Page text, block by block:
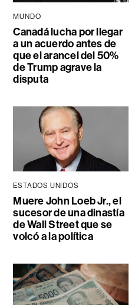
MUNDO
Canadá lucha por llegar
a un acuerdo antes de
que el arancel del 50%
de Trump agrave la
disputa
ESTADOS UNIDOS
Muere John Loeb Jr., el
sucesor de una dinastía
de Wall Street que se
volcó a la política